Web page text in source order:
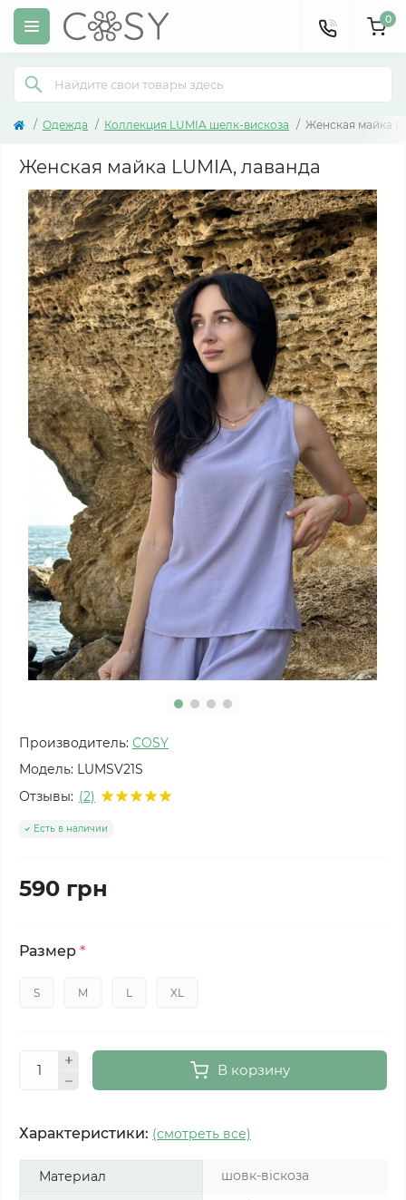
0
Одежда Коллекция LUMIA шелк-вискоза Женская майка
Женская майка LUMIA, лаванда
Производитель: COSY
Модель: LUMSV21S
Отзывы: (2)
Есть в наличии
590 грн
Размер *
S M L XL
В корзину
Характеристики: (смотреть все)
Материал шовк-віскоза